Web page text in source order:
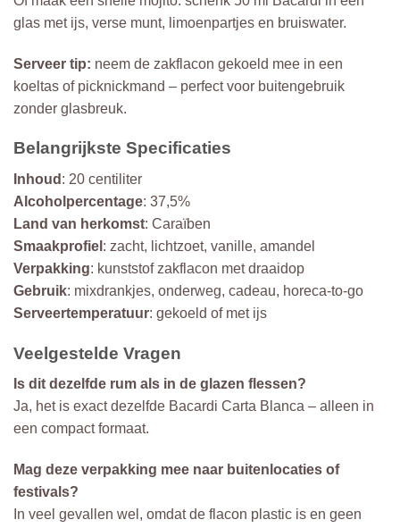
glas met ijs, verse munt, limoenpartjes en bruiswater.
Serveer tip: neem de zakflacon gekoeld mee in een
koeltas of picknickmand – perfect voor buitengebruik
zonder glasbreuk.
Belangrijkste Specificaties
Inhoud : 20 centiliter
Alcoholpercentage: 37,5%
Land van herkomst: Caraïben
Smaakprofiel : zacht, lichtzoet, vanille, amandel
Verpakking: kunststof zakflacon met draaidop
Gebruik: mixdrankjes, onderweg, cadeau, horeca-to-go
Serveertemperatuur: gekoeld of met ijs
Veelgestelde Vragen
Is dit dezelfde rum als in de glazen flessen?
Ja, het is exact dezelfde Bacardi Carta Blanca – alleen in
een compact formaat.
Mag deze verpakking mee naar buitenlocaties of
festivals?
In veel gevallen wel, omdat de flacon plastic is en geen